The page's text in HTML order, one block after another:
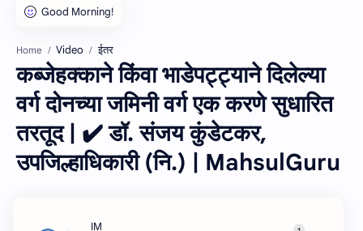
Home Video ईतर
कब्जेहक्काने किंवा भाडेपट्ट्याने दिलेल्या
वर्ग दोनच्या जमिनी वर्ग एक करणे सुधारित
तरतूद | ✔️ डॉ. संजय कुंडेटकर,
उपजिल्हाधिकारी (नि.) | MahsulGuru